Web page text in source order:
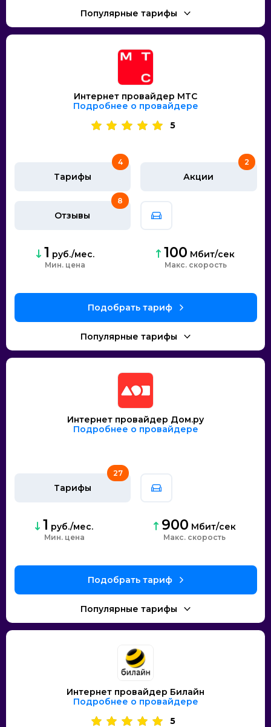
Интернет провайдер МТС
Подробнее о провайдере
5
Тарифы
4
Акции
2
Отзывы
8
1 руб./мес.
Мин. цена
100 Мбит/сек
скорость
Интернет провайдер Дом.ру
Подробнее о провайдере
Тарифы
27
1 руб./мес.
Мин. цена
900 Мбит/сек
скорость
Интернет провайдер Билайн
Подробнее о провайдере
5